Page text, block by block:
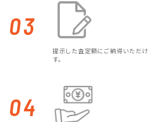
03
提示した査定額にご納得いただ
す。
04